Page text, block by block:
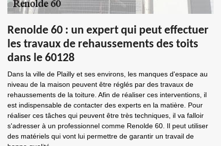
Renolde 60 : un expert qui peut effectuer
les travaux de rehaussements des toits
dans le 60128
Dans la ville de Plailly et ses environs, les manques d'espace au
niveau de la maison peuvent être réglés par des travaux de
rehaussements de la toiture. Afin de réaliser ces interventions, il
est indispensable de contacter des experts en la matière. Pour
réaliser ces tâches qui peuvent être très techniques, il va falloir
s'adresser à un professionnel comme Renolde 60. Il peut utiliser
des matériels qui vont lui permettre de garantir un travail de